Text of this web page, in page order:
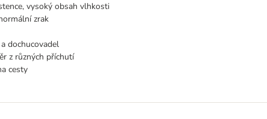
vysoký obsah vlhkosti
zrak
dochucovadel
z různých příchutí
cesty